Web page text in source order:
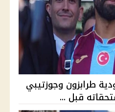
طرابزون وجوزتيبي
قبل ...